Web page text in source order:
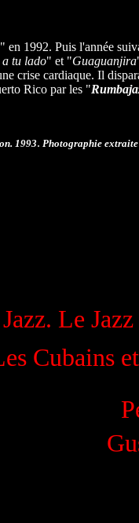
" en 1992. Puis l'année
a tu lado" et "Guaguanjira
crise cardiaque. Il
Rico par les "
1993. Photographie
Le
Cubains
P